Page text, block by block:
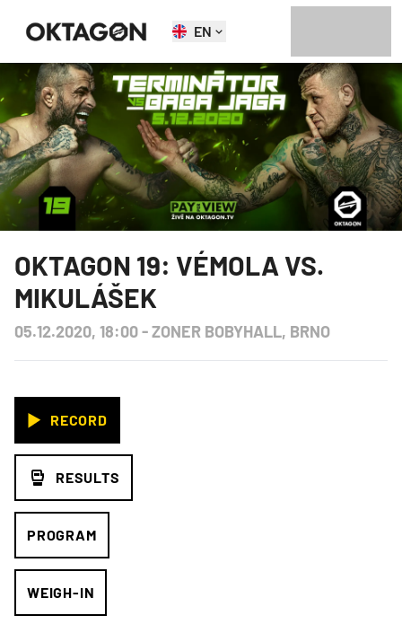
EN
OKTAGON 19: VÉMOLA VS.
MIKULÁŠEK
05.12.2020, 18:00-ZONER BOBYHALL, BRNO
RECORD
RESULTS
PROGRAM
WEIGH-IN